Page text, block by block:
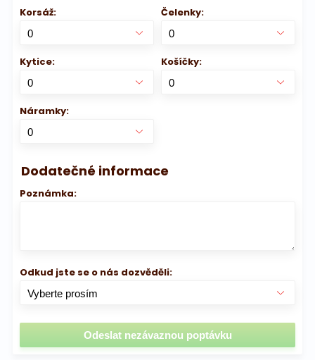
Korsáž:
Kytice:
Náramky:
Čelenky:
Košíčky:
Dodatečné informace
Poznámka:
Odkud jste se o nás dozvěděli: